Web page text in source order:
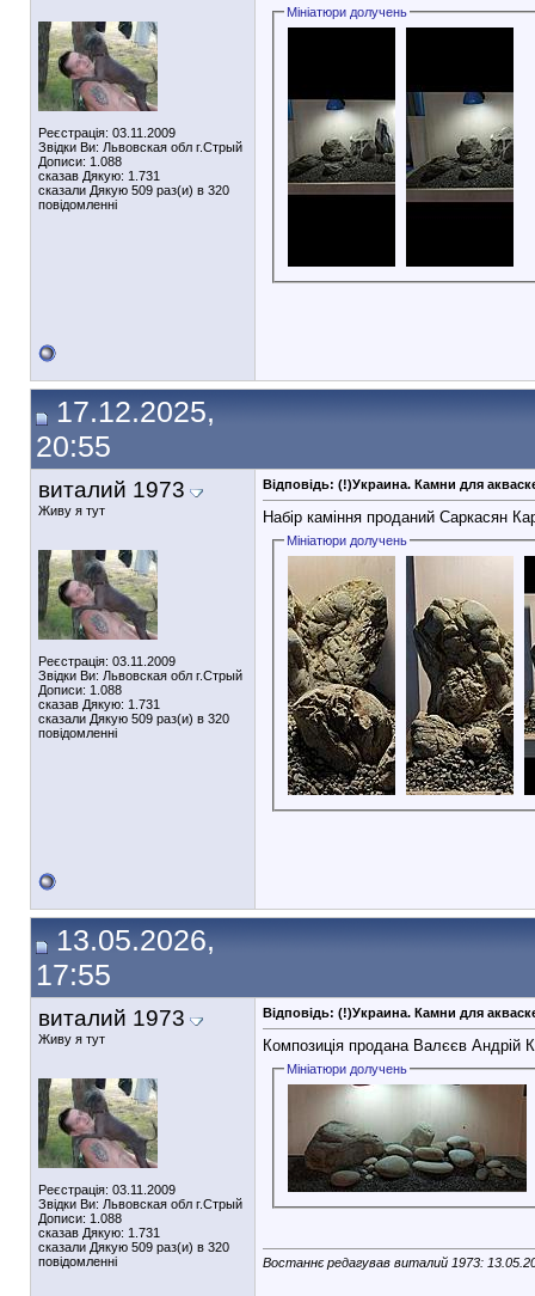
Реєстрація: 03.11.2009
Звідки Ви: Львовская обл г.Стрый
Дописи: 1.088
сказав Дякую: 1.731
сказали Дякую 509 раз(и) в 320
повідомленні
Мініатюри долучень
17.12.2025,
20:55
виталий 1973
Живу я тут
Реєстрація: 03.11.2009
Звідки Ви: Львовская обл г.Стрый
Дописи: 1.088
сказав Дякую: 1.731
сказали Дякую 509 раз(и) в 320
повідомленні
Відповідь: (!)Украина. Камни для
Набір каміння проданий Саркасян
Мініатюри долучень
13.05.2026,
17:55
виталий 1973
Живу я тут
Реєстрація: 03.11.2009
Звідки Ви: Львовская обл г.Стрый
Дописи: 1.088
сказав Дякую: 1.731
сказали Дякую 509 раз(и) в 320
повідомленні
Відповідь: (!)Украина. Камни для
Композиція продана Валєєв Андрій
Мініатюри долучень
Востаннє редагував виталий 1973: